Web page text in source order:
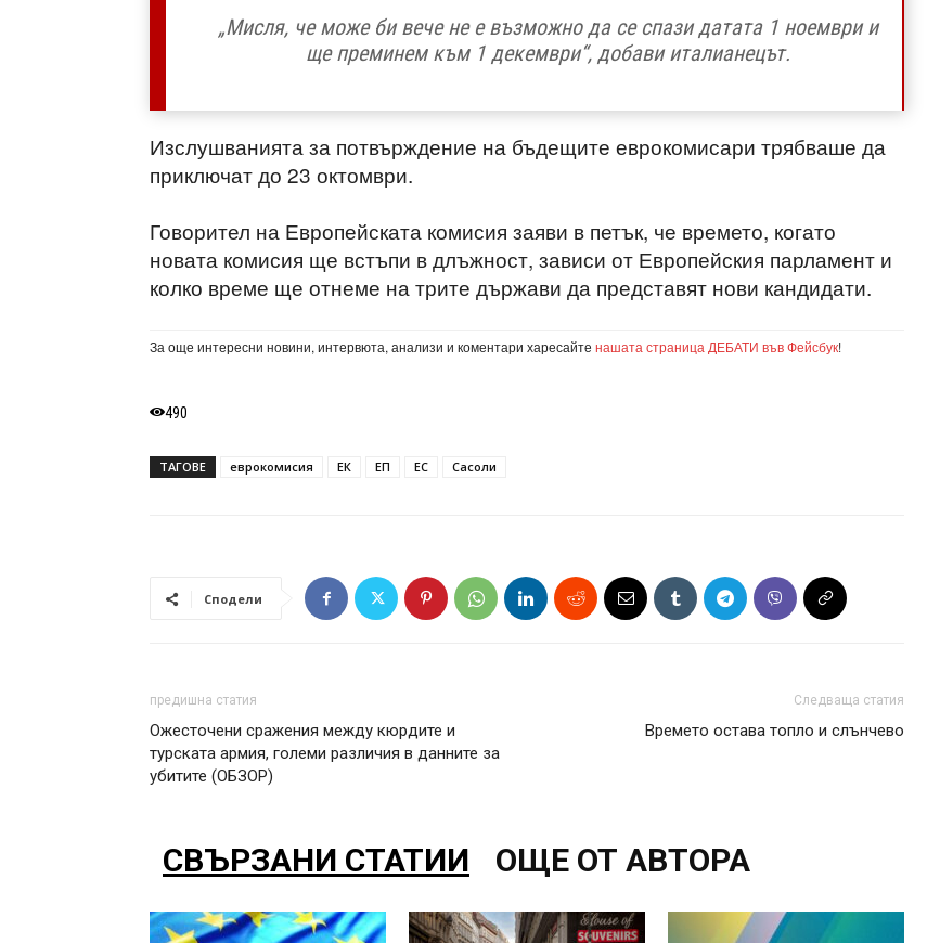
„Мисля, че може би вече не е възможно да се спази датата 1 ноември и
ще преминем към 1 декември“, добави италианецът.
Изслушванията за потвърждение на бъдещите еврокомисари трябваше да
приключат до 23 октомври.
Говорител на Европейската комисия заяви в петък, че времето, когато
новата комисия ще встъпи в длъжност, зависи от Европейския парламент и
колко време ще отнеме на трите държави да представят нови кандидати.
За още интересни новини, интервюта, анализи и коментари харесайте нашата страница ДЕБАТИ във Фейсбук!
490
ТАГОВЕ еврокомисия ЕК ЕП ЕС Сасоли
Сподели
предишна статия
Ожесточени сражения между кюрдите и
турската армия, големи различия в данните за
убитите (ОБЗОР)
Следваща статия
Времето остава топло и слънчево
СВЪРЗАНИ СТАТИИ ОЩЕ ОТ АВТОРА